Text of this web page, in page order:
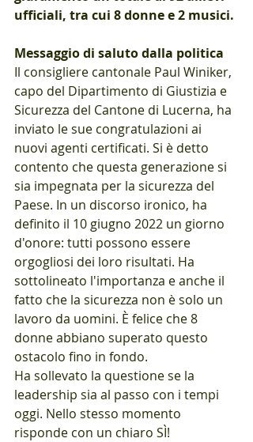
ufficiali, tra cui 8 donne e 2 musici.
Messaggio di saluto dalla politica
Il consigliere cantonale Paul Winiker,
capo del Dipartimento di Giustizia e
Sicurezza del Cantone di Lucerna, ha
inviato le sue congratulazioni ai
nuovi agenti certificati. Si è detto
contento che questa generazione si
sia impegnata per la sicurezza del
Paese. In un discorso ironico, ha
definito il 10 giugno 2022 un giorno
d'onore: tutti possono essere
orgogliosi dei loro risultati. Ha
sottolineato l'importanza e anche il
fatto che la sicurezza non è solo un
lavoro da uomini. È felice che 8
donne abbiano superato questo
ostacolo fino in fondo.
Ha sollevato la questione se la
leadership sia al passo con i tempi
oggi. Nello stesso momento
risponde con un chiaro SÌ!